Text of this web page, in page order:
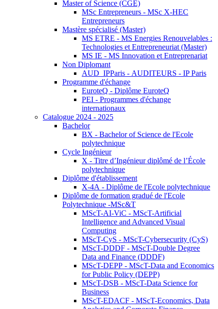
Master of Science (CGE)
MSc Entrepreneurs - MSc X-HEC
Entrepreneurs
Mastère spécialisé (Master)
MS ETRE - MS Energies Renouvelables :
Technologies et Entrepreneuriat (Master)
MS IE - MS Innovation et Entreprenariat
Non Diplomant
AUD_IPParis - AUDITEURS - IP Paris
Programme d'échange
EuroteQ - Diplôme EuroteQ
PEI - Programmes d'échange
internationaux
Catalogue 2024 - 2025
Bachelor
BX - Bachelor of Science de l'Ecole
polytechnique
Cycle Ingénieur
X - Titre d’Ingénieur diplômé de l’École
polytechnique
Diplôme d'établissement
X-4A - Diplôme de l'Ecole polytechnique
Diplôme de formation gradué de l'Ecole
Polytechnique -MSc&T
MScT-AI-ViC - MScT-Artificial
Intelligence and Advanced Visual
Computing
MScT-CyS - MScT-Cybersecurity (CyS)
MScT-DDDF - MScT-Double Degree
Data and Finance (DDDF)
MScT-DEPP - MScT-Data and Economics
for Public Policy (DEPP)
MScT-DSB - MScT-Data Science for
Business
MScT-EDACF - MScT-Economics, Data